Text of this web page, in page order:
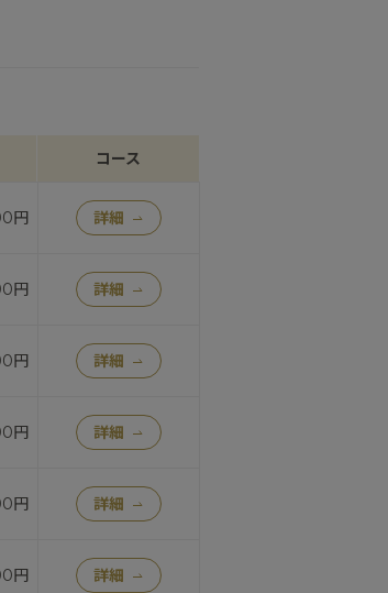
コース
円 詳細
円 詳細
円 詳細
円 詳細
円 詳細
円 詳細